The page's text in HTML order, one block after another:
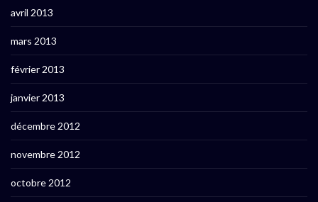
avril 2013
mars 2013
février 2013
janvier 2013
décembre 2012
novembre 2012
octobre 2012